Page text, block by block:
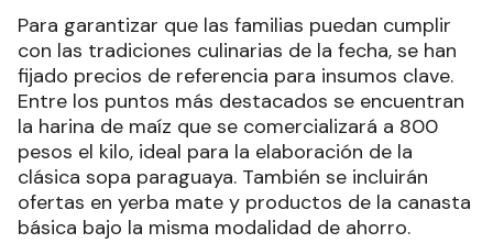
Para garantizar que las familias puedan cumplir
con las tradiciones culinarias de la fecha, se han
fijado precios de referencia para insumos clave.
Entre los puntos más destacados se encuentran
la harina de maíz que se comercializará a 800
pesos el kilo, ideal para la elaboración de la
clásica sopa paraguaya. También se incluirán
ofertas en yerba mate y productos de la canasta
básica bajo la misma modalidad de ahorro.